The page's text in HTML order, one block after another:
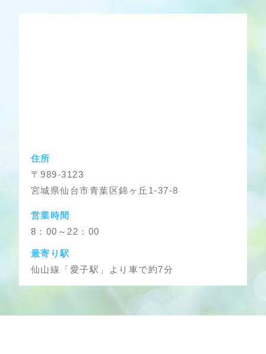
住所
〒989-3123
宮城県仙台市青葉区錦ヶ丘1-37-8
営業時間
8：00～22：00
最寄り駅
仙山線「愛子駅」より車で約7分